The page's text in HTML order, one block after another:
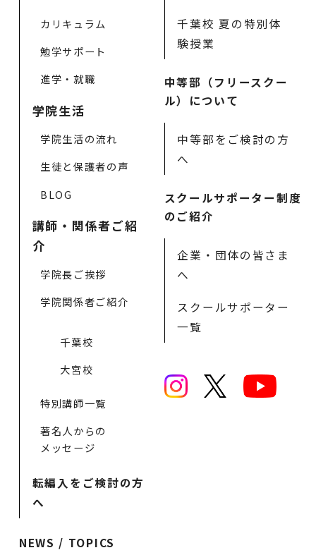
カリキュラム
勉学サポート
進学・就職
学院生活
学院生活の流れ
生徒と保護者の声
BLOG
講師・関係者ご紹
介
学院長ご挨拶
学院関係者ご紹介
千葉校
大宮校
特別講師一覧
著名人からの
メッセージ
転編入をご検討の方
へ
NEWS / TOPICS
千葉校 夏の特別体
験授業
中等部（フリースクー
ル）について
中等部をご検討の方
へ
スクールサポーター制度
のご紹介
企業・団体の皆さま
へ
スクールサポーター
一覧